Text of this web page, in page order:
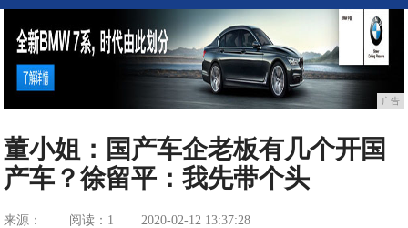
广告
董小姐：国产车企老板有几个开国
产车？徐留平：我先带个头
来源： 阅读：1 2020-02-12 13:37:28